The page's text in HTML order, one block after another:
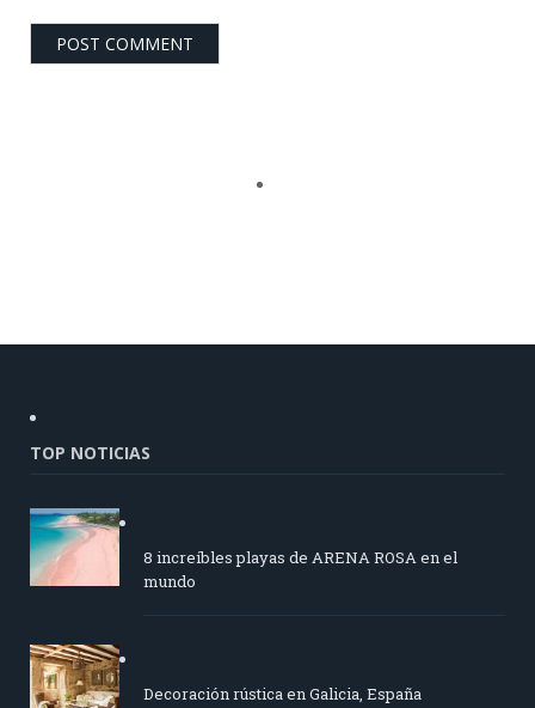
TOP NOTICIAS
8 increíbles playas de ARENA ROSA en el
mundo
Decoración rústica en Galicia, España